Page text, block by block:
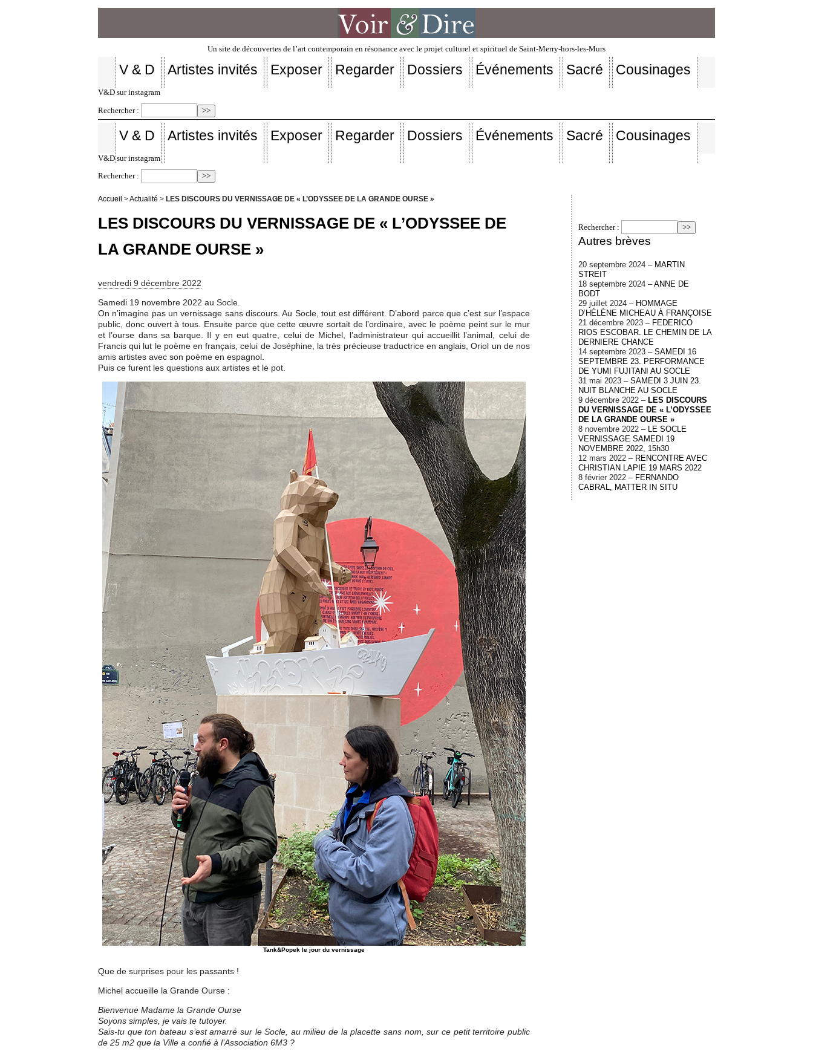
Un site de découvertes de l’art contemporain en résonance avec le projet culturel et spirituel de Saint-Merry-hors-les-Murs
V & D Artistes invités Exposer Regarder Dossiers Événements Sacré Cousinages
V&D sur instagram
Rechercher :
V & D Artistes invités Exposer Regarder Dossiers Événements Sacré Cousinages
V&D sur instagram
Rechercher :
Accueil >Actualité > LES DISCOURS DU VERNISSAGE DE « L’ODYSSEE DE LA GRANDE OURSE »
LES DISCOURS DU VERNISSAGE DE « L’ODYSSEE DE
LA GRANDE OURSE »
vendredi 9 décembre 2022
Samedi 19 novembre 2022 au Socle.
On n’imagine pas un vernissage sans discours. Au Socle, tout est différent. D’abord parce que c’est sur l’espace
public, donc ouvert à tous. Ensuite parce que cette œuvre sortait de l’ordinaire, avec le poème peint sur le mur
et l’ourse dans sa barque. Il y en eut quatre, celui de Michel, l’administrateur qui accueillit l’animal, celui de
Francis qui lut le poème en français, celui de Joséphine, la très précieuse traductrice en anglais, Oriol un de nos
amis artistes avec son poème en espagnol.
Puis ce furent les questions aux artistes et le pot.
Tank&Popek le jour du vernissage
Que de surprises pour les passants !
Michel accueille la Grande Ourse :
Bienvenue Madame la Grande Ourse
Soyons simples, je vais te tutoyer.
Sais-tu que ton bateau s’est amarré sur le Socle, au milieu de la placette sans nom, sur ce petit territoire public
de 25 m2 que la Ville a confié à l’Association 6M3 ?
Rechercher :
Autres brèves
20 septembre 2024 – MARTIN
STREIT
18 septembre 2024 –ANNE DE
BODT
29 juillet 2024 – HOMMAGE
D’HÉLÈNE MICHEAU À FRANÇOISE
21 décembre 2023 – FEDERICO
RIOS ESCOBAR. LE CHEMIN DE LA
DERNIERE CHANCE
14 septembre 2023 –SAMEDI 16
SEPTEMBRE 23. PERFORMANCE
DE YUMI FUJITANI AU SOCLE
31 mai 2023 –SAMEDI 3 JUIN 23.
NUIT BLANCHE AU SOCLE
9 décembre 2022 – LES DISCOURS
DU VERNISSAGE DE « L’ODYSSEE
DE LA GRANDE OURSE »
8 novembre 2022 – LE SOCLE
VERNISSAGE SAMEDI 19
NOVEMBRE 2022, 15h30
12 mars 2022 – RENCONTRE AVEC
CHRISTIAN LAPIE 19 MARS 2022
8 février 2022 – FERNANDO
CABRAL, MATTER IN SITU